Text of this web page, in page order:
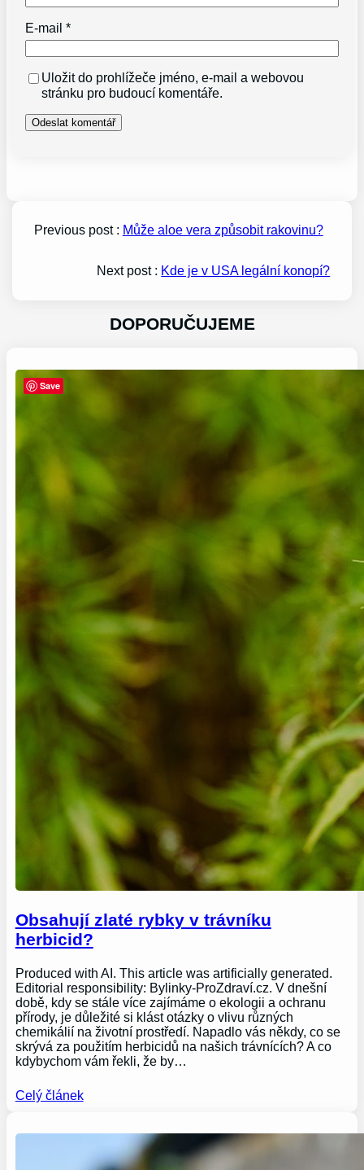
E-mail*
Uložit do prohlížeče jméno, e-mail a webovou
stránku pro budoucí komentáře.
Previous post : Může aloe vera způsobit rakovinu?
Next post : Kde je v USA legální konopí?
DOPORUČUJEME
Obsahují zlaté rybky v trávníku
herbicid?
Produced with AI. This article was artificially generated.
Editorial responsibility: Bylinky-ProZdraví.cz. V dnešní
době, kdy se stále více zajímáme o ekologii a ochranu
přírody, je důležité si klást otázky o vlivu různých
chemikálií na životní prostředí. Napadlo vás někdy, co se
skrývá za použitím herbicidů na našich trávnících? A co
kdybychom vám řekli, že by…
Celý článek
Save